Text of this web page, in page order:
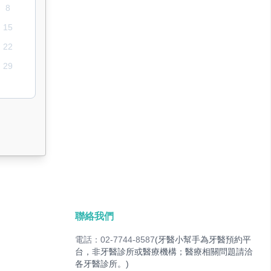
8
15
22
29
聯絡我們
電話：02-7744-8587(牙醫小幫手為牙醫預約平
台，非牙醫診所或醫療機構；醫療相關問題請洽
各牙醫診所。)